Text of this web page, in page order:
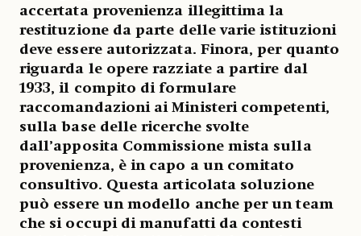
accertata provenienza illegittima la
restituzione da parte delle varie istituzioni
deve essere autorizzata. Finora, per quanto
riguarda le opere razziate a partire dal
1933, il compito di formulare
raccomandazioni ai Ministeri competenti,
sulla base delle ricerche svolte
dall’apposita Commissione mista sulla
provenienza, è in capo a un comitato
consultivo. Questa articolata soluzione
può essere un modello anche per un team
che si occupi di manufatti da contesti